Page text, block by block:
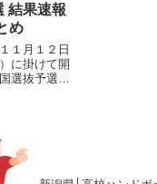
結果速報
め
１月１２日
に掛けて開
選抜予選に
豪校がその
くれるの